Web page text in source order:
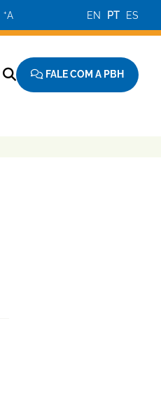
+A EN PT ES
FALE COM A PBH